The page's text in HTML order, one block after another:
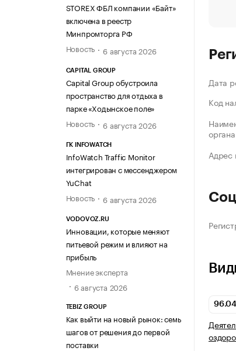
STOREX ФБЛ компании «Байт»
включена в реестр
Минпромторга РФ
Новость
6 августа 2026
CAPITAL GROUP
Capital Group обустроила
пространство для отдыха в
парке «Ходынское поле»
Новость
6 августа 2026
ГК INFOWATCH
InfoWatch Traffic Monitor
интегрирован с мессенджером
YuChat
Новость
6 августа 2026
VODOVOZ.RU
Инновации, которые меняют
питьевой режим и влияют на
прибыль
Мнение эксперта
6 августа 2026
TEBIZ GROUP
Как выйти на новый рынок: семь
шагов от решения до первой
поставки
Дата
Код
органа
Адрес
96.04